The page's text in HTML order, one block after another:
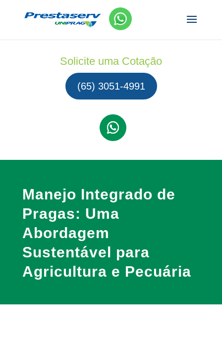
Solicite uma Cotação
(65) 3051-4991
Manejo Integrado de
Pragas: Uma
Abordagem
Sustentável para
Agricultura e Pecuária